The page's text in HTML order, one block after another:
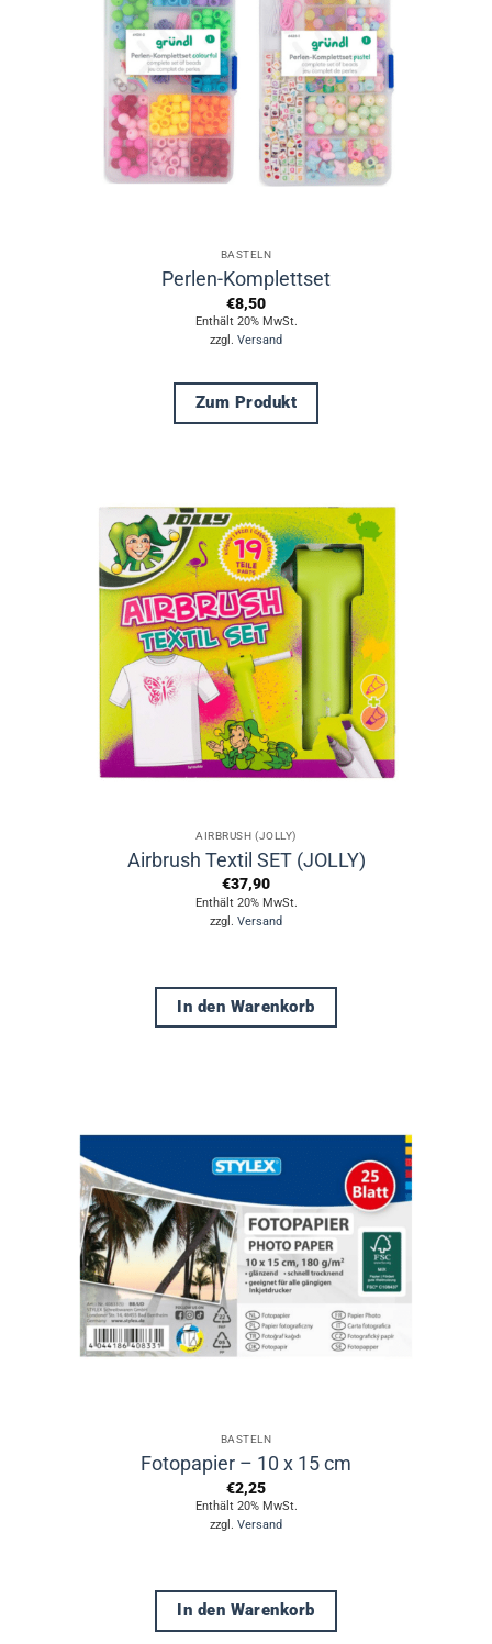
BASTELN
Perlen-Komplettset
€8,50
Enthält 20% MwSt.
zzgl. Versand
Zum Produkt
mehrere
Varianten
auf.
Die
Optionen
können
auf
der
Produktseite
gewählt
werden
AIRBRUSH (JOLLY)
Airbrush Textil SET (JOLLY)
€37,90
Enthält 20% MwSt.
zzgl. Versand
In den Warenkorb
BASTELN
Fotopapier – 10 x 15 cm
€2,25
Enthält 20% MwSt.
zzgl. Versand
In den Warenkorb